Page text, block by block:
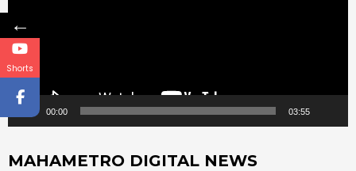
00:00 03:55
MAHAMETRO DIGITAL NEWS
←
Shorts